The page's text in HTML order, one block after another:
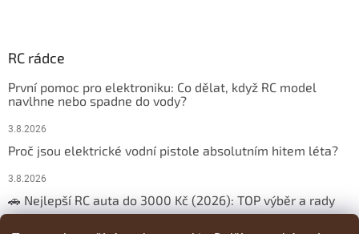
RC rádce
První pomoc pro elektroniku: Co dělat, když RC model
navlhne nebo spadne do vody?
3.8.2026
Proč jsou elektrické vodní pistole absolutním hitem léta?
3.8.2026
🚗 Nejlepší RC auta do 3000 Kč (2026): TOP výběr a rady